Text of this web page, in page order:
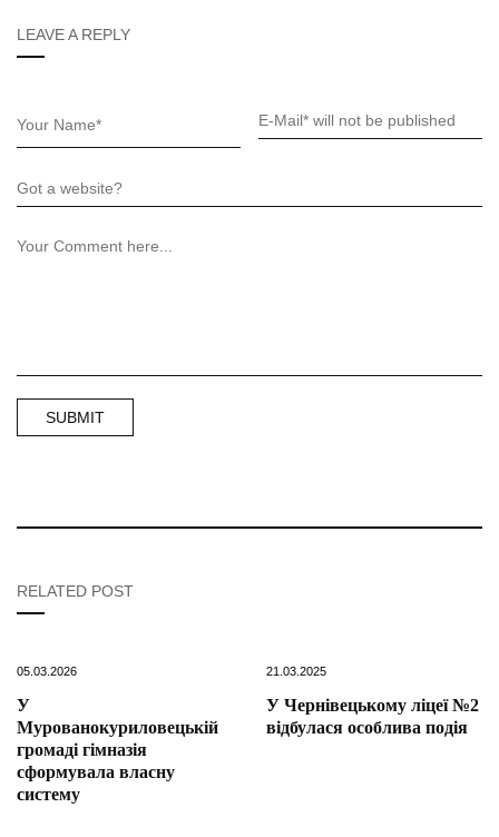
LEAVE A REPLY
RELATED POST
05.03.2026
У
Мурованокуриловецькій
громаді гімназія
сформувала власну
систему
21.03.2025
У Чернівецькому ліцеї №2
відбулася особлива подія